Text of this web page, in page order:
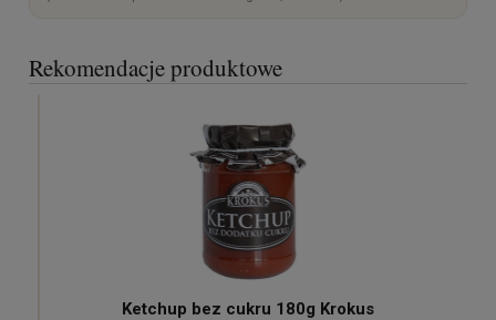
Rekomendacje produktowe
Ketchup bez cukru 180g Krokus